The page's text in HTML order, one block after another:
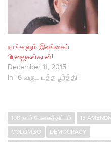
நாங்களும் இலங்கைப்
பிரஜைகள்தான்!
December 11, 2015
In "6 வருட யுத்த பூர்த்தி"
100 நாள் வேலைத்திட்டம் 13
COLOMBO
DEMOCRACY